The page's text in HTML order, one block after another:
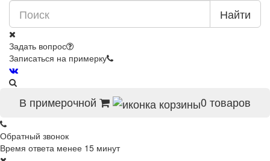
Найти
Задать вопрос
Записаться на примерку
В примерочной 0 товаров
Обратный звонок
Время ответа менее 15 минут